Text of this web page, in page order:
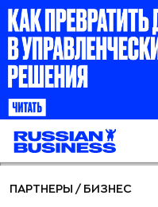
ПАРТНЕРЫ / БИЗНЕС